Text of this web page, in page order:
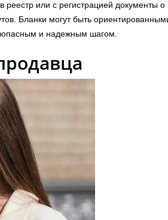
реестр или с регистрацией документы
Бланки могут быть
и надежным шагом.